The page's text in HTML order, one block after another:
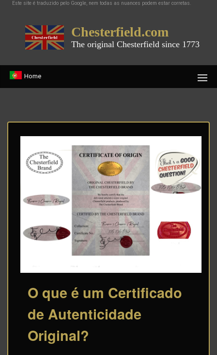
Este site é traduzido pelo Google, nem todas as nuances podem estar corretas.
Chesterfield.com
The original Chesterfield since 1773
Home
O que é um Certificado
de Autenticidade
Original?